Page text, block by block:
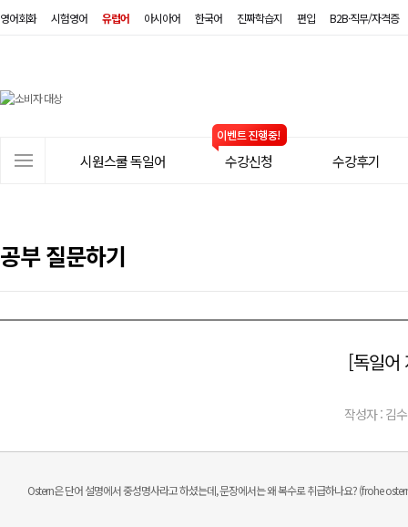
영어회화 시험영어 유럽어 아시아어 한국어 진짜학습지 편입 B2B·직무/자격증
뉴
시원스쿨 독일어 수강신청 수강후기
공부 질문하기
[독일어
작성자 : 김
Ostern은 단어 설명에서 중성명사라고 하셨는데, 문장에서는 왜 복수로 취급하나요? (frohe